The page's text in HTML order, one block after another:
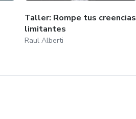
Taller: Rompe tus creencias
limitantes
Raul Alberti